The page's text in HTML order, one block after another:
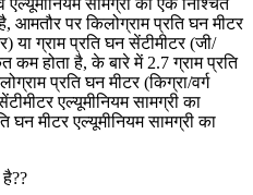
सामग्री की एक निश्चित
आमतौर पर किलोग्राम प्रति घन मीटर
या ग्राम प्रति घन सेंटीमीटर (जी/
कम होता है, के बारे में 2.7 ग्राम प्रति
प्रति घन मीटर (किग्रा/वर्ग
एल्यूमीनियम सामग्री का
घन मीटर एल्यूमीनियम सामग्री का